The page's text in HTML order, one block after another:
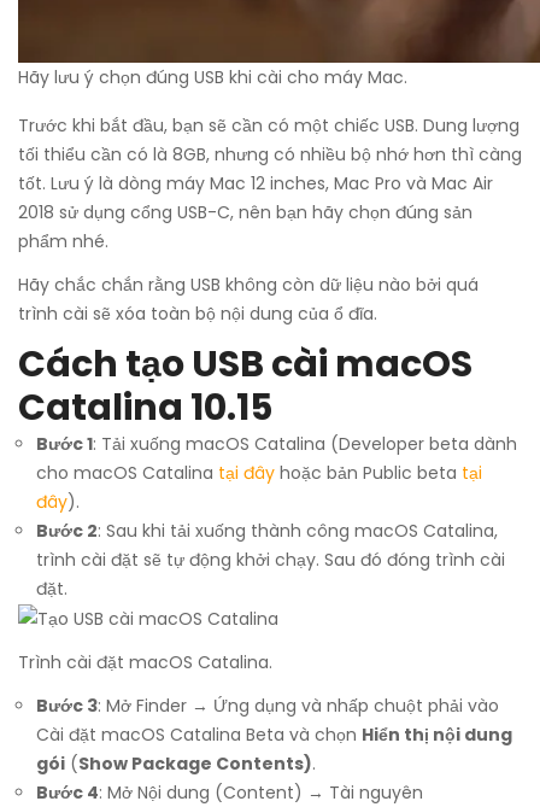
Hãy lưu ý chọn đúng USB khi cài cho máy Mac.
Trước khi bắt đầu, bạn sẽ cần có một chiếc USB. Dung lượng
tối thiểu cần có là 8GB, nhưng có nhiều bộ nhớ hơn thì càng
tốt. Lưu ý là dòng máy Mac 12 inches, Mac Pro và Mac Air
2018 sử dụng cổng USB-C, nên bạn hãy chọn đúng sản
phẩm nhé.
Hãy chắc chắn rằng USB không còn dữ liệu nào bởi quá
trình cài sẽ xóa toàn bộ nội dung của ổ đĩa.
Cách tạo USB cài macOS
Catalina 10.15
Bước 1: Tải xuống macOS Catalina (Developer beta dành
cho macOS Catalina tại đây hoặc bản Public beta tại
đây).
Bước 2: Sau khi tải xuống thành công macOS Catalina,
trình cài đặt sẽ tự động khởi chạy. Sau đó đóng trình cài
đặt.
Trình cài đặt macOS Catalina.
Bước 3: Mở Finder → Ứng dụng và nhấp chuột phải vào
Cài đặt macOS Catalina Beta và chọn Hiển thị nội dung
gói (Show Package Contents).
Bước 4: Mở Nội dung (Content) → Tài nguyên